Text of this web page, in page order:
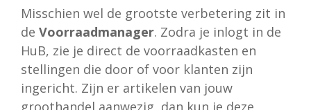
Misschien wel de grootste verbetering zit in
de Voorraadmanager. Zodra je inlogt in de
HuB, zie je direct de voorraadkasten en
stellingen die door of voor klanten zijn
ingericht. Zijn er artikelen van jouw
groothandel aanwezig, dan kun je deze